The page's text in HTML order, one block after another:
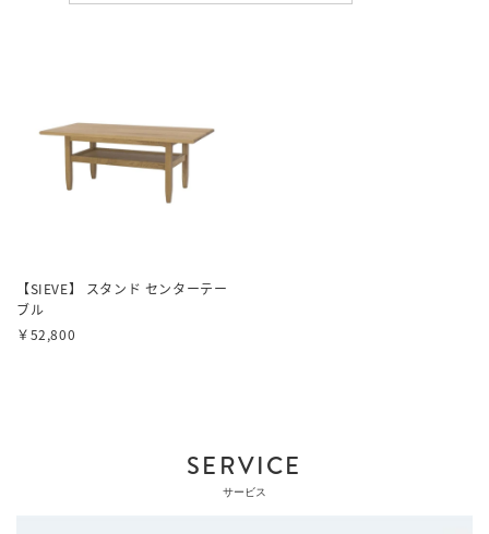
【SIEVE】 スタンド センターテー
ブル
￥52,800
SERVICE
サービス